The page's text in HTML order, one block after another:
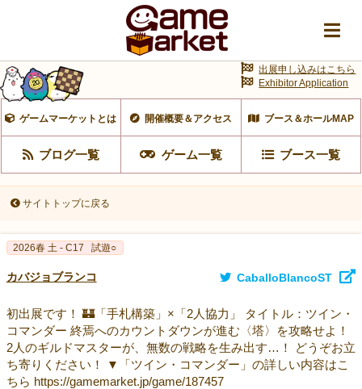
ゲームマーケットとは 開催概要＆アクセス ブース＆ホールMAP
ブログ一覧 ゲーム一覧 ブース一覧
出展申し込みはこちら
Exhibitor Application
サイトトップに戻る
2026春 土 - C17 試遊○
カバジョブランコ CaballoBlancoST
初出展です！ 🏰「手札構築」×「2人協力」 タイトル：ツイン・
コマンダー 終焉へのカウントダウンが進む〈塔〉を攻略せよ！
2人のギルドマスターが、無数の戦略を生み出す…！ どうぞお立
ち寄りください！ ▼「ツイン・コマンダー」の詳しい内容はこ
ちら https://gamemarket.jp/game/187457